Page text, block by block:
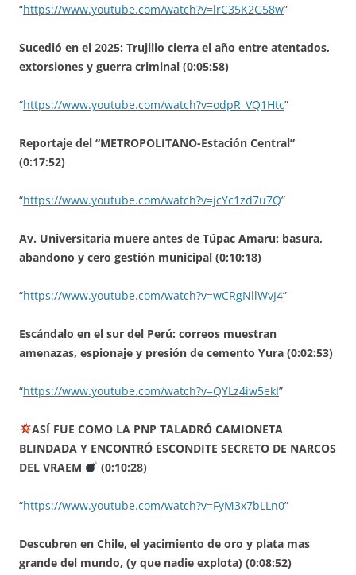
“https://www.youtube.com/watch?v=lrC35K2G58w”
Sucedió en el 2025: Trujillo cierra el año entre atentados,
extorsiones y guerra criminal (0:05:58)
“https://www.youtube.com/watch?v=odpR_VQ1Htc”
Reportaje del “METROPOLITANO-Estación Central”
(0:17:52)
“https://www.youtube.com/watch?v=jcYc1zd7u7Q”
Av. Universitaria muere antes de Túpac Amaru: basura,
abandono y cero gestión municipal (0:10:18)
“https://www.youtube.com/watch?v=wCRgNllWvJ4”
Escándalo en el sur del Perú: correos muestran
amenazas, espionaje y presión de cemento Yura (0:02:53)
“https://www.youtube.com/watch?v=QYLz4iw5ekI”
ASÍ FUE COMO LA PNP TALADRÓ CAMIONETA
BLINDADA Y ENCONTRÓ ESCONDITE SECRETO DE NARCOS
DEL VRAEM
(0:10:28)
“https://www.youtube.com/watch?v=FyM3x7bLLn0”
Descubren en Chile, el yacimiento de oro y plata mas
grande del mundo, (y que nadie explota) (0:08:52)